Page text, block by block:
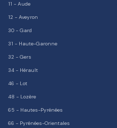
11 - Aude
12 - Aveyron
30 - Gard
31 - Haute-Garonne
32 - Gers
34 - Hérault
46 - Lot
48 - Lozère
65 - Hautes-Pyrénées
66 - Pyrénées-Orientales